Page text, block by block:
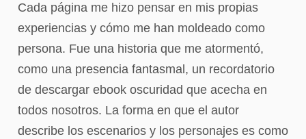
Cada página me hizo pensar en mis propias
experiencias y cómo me han moldeado como
persona. Fue una historia que me atormentó,
como una presencia fantasmal, un recordatorio
de descargar ebook oscuridad que acecha en
todos nosotros. La forma en que el autor
describe los escenarios y los personajes es como